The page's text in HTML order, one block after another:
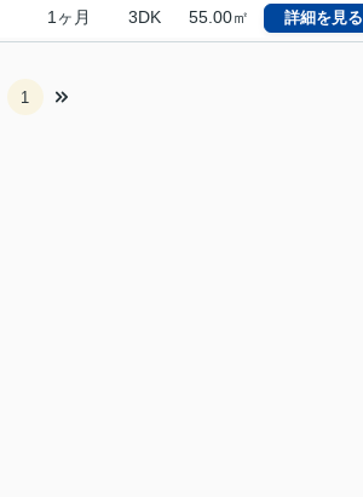
1ヶ月 3DK 55.00㎡ 詳細を見る
1